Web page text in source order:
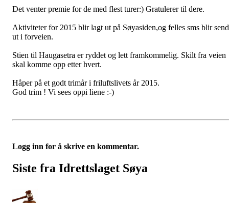
Det venter premie for de med flest turer:) Gratulerer til dere.
Aktiviteter for 2015 blir lagt ut på Søyasiden,og felles sms blir
ut i forveien.
Stien til Haugasetra er ryddet og lett framkommelig. Skilt fra veien
skal komme opp etter hvert.
Håper på et godt trimår i friluftslivets år 2015.
God trim ! Vi sees oppi liene :-)
Logg inn for å skrive en kommentar.
Siste fra Idrettslaget Søya